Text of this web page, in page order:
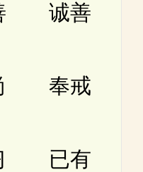
诚善
奉戒
已有